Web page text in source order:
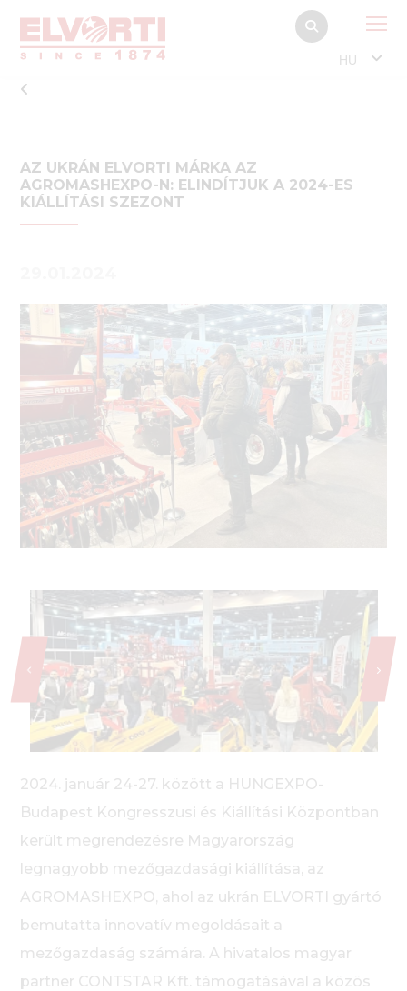
HU
AZ UKRÁN ELVORTI MÁRKA AZ
AGROMASHEXPO-N: ELINDÍTJUK A 2024-ES
KIÁLLÍTÁSI SZEZONT
2024. január 24-27. között a HUNGEXPO-
Budapest Kongresszusi és Kiállítási Központban
került megrendezésre Magyarország
legnagyobb mezőgazdasági kiállítása, az
AGROMASHEXPO, ahol az ukrán ELVORTI gyártó
bemutatta innovatív megoldásait a
mezőgazdaság számára. A hivatalos magyar
partner CONTSTAR Kft. támogatásával a közös